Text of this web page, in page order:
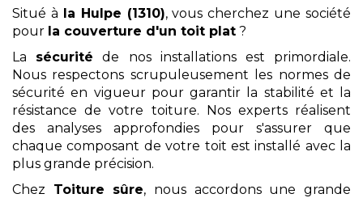
Situé à la Hulpe (1310), vous cherchez une société
pour la couverture d'un toit plat ?
La sécurité de nos installations est primordiale.
Nous respectons scrupuleusement les normes de
sécurité en vigueur pour garantir la stabilité et la
résistance de votre toiture. Nos experts réalisent
des analyses approfondies pour s'assurer que
chaque composant de votre toit est installé avec la
plus grande précision.
Chez Toiture sûre, nous accordons une grande